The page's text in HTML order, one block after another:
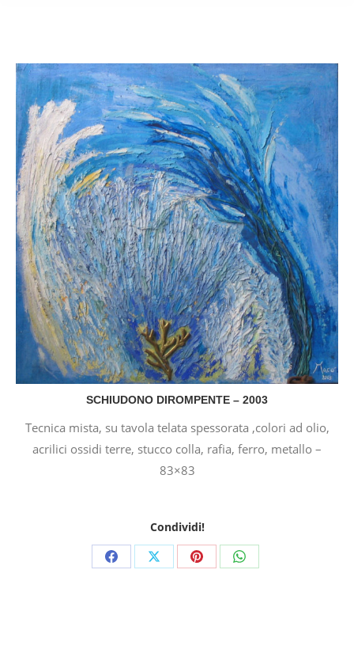
SCHIUDONO DIROMPENTE – 2003
Tecnica mista, su tavola telata spessorata ,colori ad olio,
acrilici ossidi terre, stucco colla, rafia, ferro, metallo –
83×83
Condividi!
Share Share Share Share